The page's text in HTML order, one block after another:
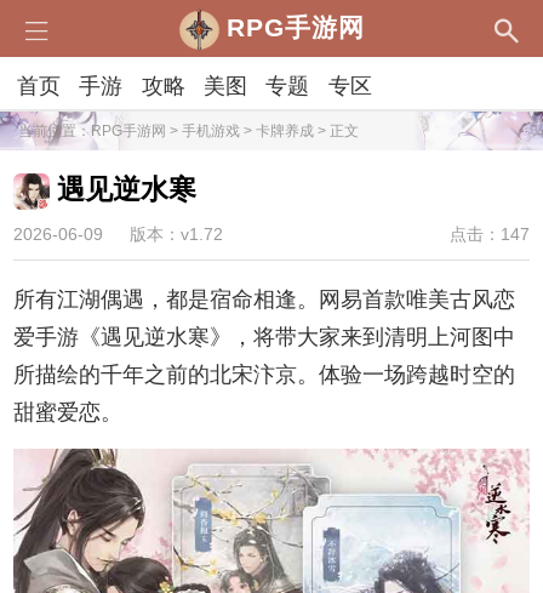
RPG手游网
首页 手游 攻略 美图 专题 专区
当前位置：RPG手游网 > 手机游戏 > 卡牌养成 > 正文
遇见逆水寒
2026-06-09 版本：v1.72 点击：147
所有江湖偶遇，都是宿命相逢。网易首款唯美古风恋
爱手游《遇见逆水寒》，将带大家来到清明上河图中
所描绘的千年之前的北宋汴京。体验一场跨越时空的
甜蜜爱恋。